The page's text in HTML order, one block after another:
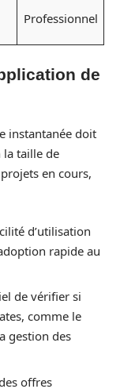
Professionnel
de
instantanée doit
la taille de
en cours,
d’utilisation
rapide au
de vérifier si
comme le
gestion des
offres